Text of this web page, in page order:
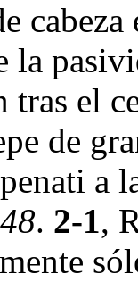
la
tras el
de
a
. 2-1,